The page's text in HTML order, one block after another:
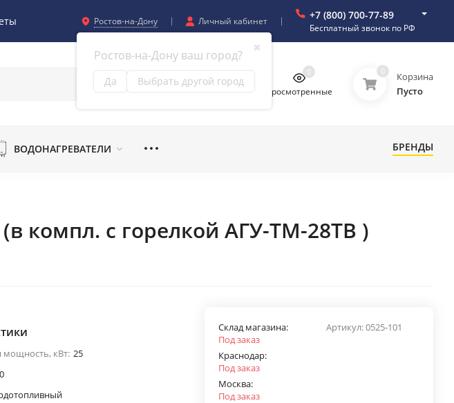
Ростов-на-Дону
✖
Ростов-на-Дону ваш город?
Да Выбрать другой город
Личный кабинет +7 (800) 700-77-89
Бесплатный звонок по РФ
Просмотренные
0 0
Корзина
Пусто
ВОДОНАГРЕВАТЕЛИ БРЕНДЫ
компл. с горелкой АГУ-ТМ-28ТВ )
кВт: 25
Артикул:0525-101
Склад магазина:
Под заказ
Краснодар:
Под заказ
Москва:
Под заказ